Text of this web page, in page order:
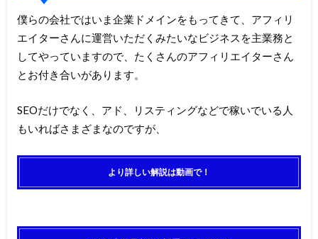
僕らの会社ではいま企業ドメインをもってきて、アフィリ
エイターさんに運営いただくみたいなビジネスを主業務と
してやっていますので、たくさんのアフィリエイターさん
とお付き合いがあります。
SEOだけでなく、アド、リスティングなどで稼いでいる人
もいればさまざまなのですが、
より詳しい解説は動画で！